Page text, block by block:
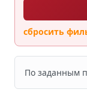
сбросить
По заданным